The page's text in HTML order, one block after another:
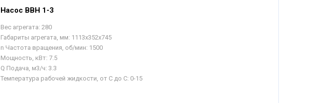
Насос ВВН 1-3
Вес агрегата: 280
Габариты агрегата, мм: 1113х352х745
n Частота вращения, об/мин: 1500
Мощность, кВт: 7.5
Q Подача, м3/ч: 3.3
Температура рабочей жидкости, от С до С: 0-15